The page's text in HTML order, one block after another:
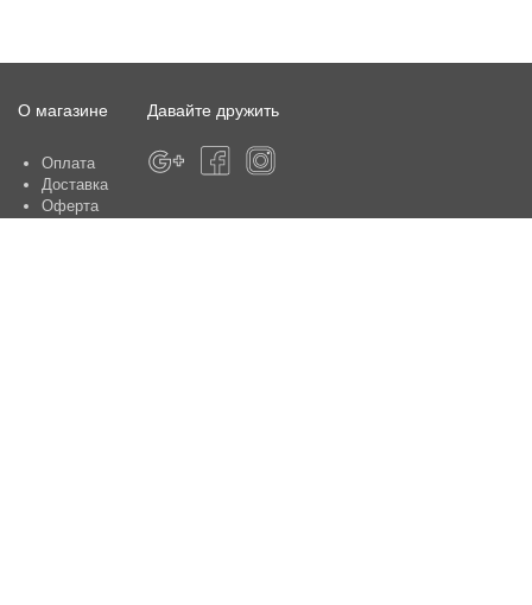
О магазине
Оплата
Доставка
Оферта
Давайте дружить